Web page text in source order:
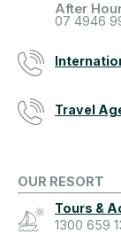
After
07 4946
Travel
OUR RESORT
Tours &
1300 659